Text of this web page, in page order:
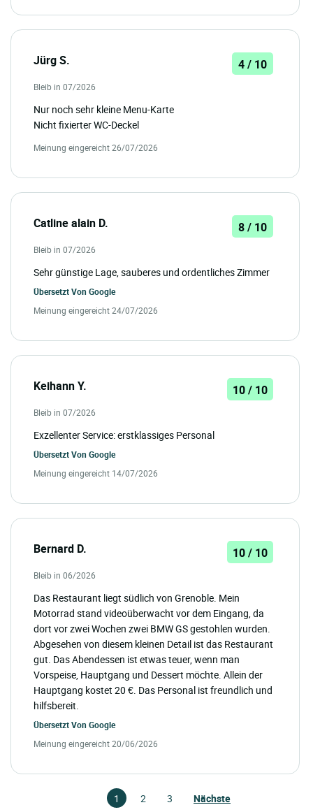
Jürg S. 4 / 10
Bleib in 07/2026
Nur noch sehr kleine Menu-Karte
Nicht fixierter WC-Deckel
Meinung eingereicht 26/07/2026
Catline alain D. 8 / 10
Bleib in 07/2026
Sehr günstige Lage, sauberes und ordentliches Zimmer
Übersetzt Von Google
Meinung eingereicht 24/07/2026
Keihann Y. 10 / 10
Bleib in 07/2026
Exzellenter Service: erstklassiges Personal
Übersetzt Von Google
Meinung eingereicht 14/07/2026
Bernard D. 10 / 10
Bleib in 06/2026
Das Restaurant liegt südlich von Grenoble. Mein
Motorrad stand videoüberwacht vor dem Eingang, da
dort vor zwei Wochen zwei BMW GS gestohlen wurden.
Abgesehen von diesem kleinen Detail ist das Restaurant
gut. Das Abendessen ist etwas teuer, wenn man
Vorspeise, Hauptgang und Dessert möchte. Allein der
Hauptgang kostet 20 €. Das Personal ist freundlich und
hilfsbereit.
Übersetzt Von Google
Meinung eingereicht 20/06/2026
1 2 3 Nächste